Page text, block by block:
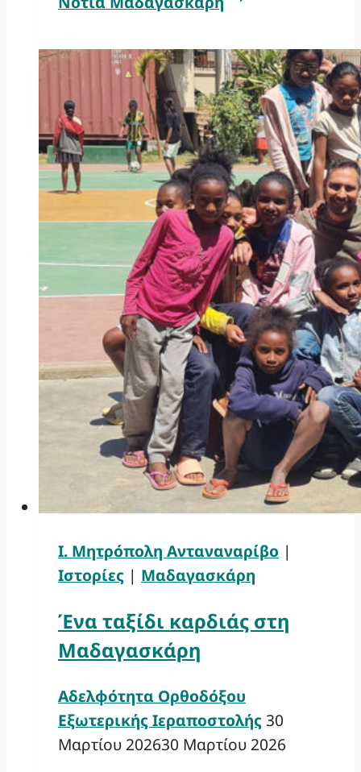
Ι. Μητρόπολη Ανταναναρίβο |
Ιστορίες | Μαδαγασκάρη
Ένα ταξίδι καρδιάς στη
Μαδαγασκάρη
Αδελφότητα Ορθοδόξου
Εξωτερικής Ιεραποστολής 30
Μαρτίου 202630 Μαρτίου 2026